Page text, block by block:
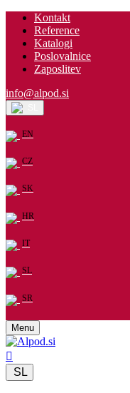
Kontakt
Reference
Katalogi
Poslovalnice
Zaposlitev
info@alpod.si
EN
CZ
SK
HR
IT
SL
SR
Menu
SL